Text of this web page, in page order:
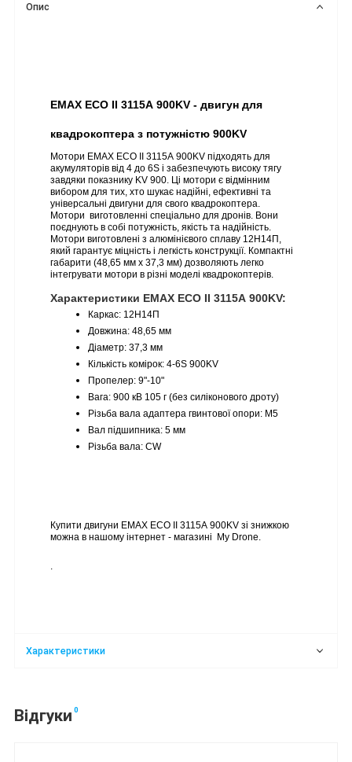
Опис
EMAX ECO II 3115А 900KV - двигун для
квадрокоптера з потужністю 900KV
Мотори EMAX ECO II 3115А 900KV підходять для
акумуляторів від 4 до 6S і забезпечують високу тягу
завдяки показнику KV 900. Ці мотори є відмінним
вибором для тих, хто шукає надійні, ефективні та
універсальні двигуни для свого квадрокоптера.
Мотори  виготовленні спеціально для дронів. Вони
поєднують в собі потужність, якість та надійність.
Мотори виготовлені з алюмінієвого сплаву 12Н14П,
який гарантує міцність і легкість конструкції. Компактні
габарити (48,65 мм х 37,3 мм) дозволяють легко
інтегрувати мотори в різні моделі квадрокоптерів.
Характеристики EMAX ECO II 3115А 900KV:
Каркас: 12Н14П
Довжина: 48,65 мм
Діаметр: 37,3 мм
Кількість комірок: 4-6S 900KV
Пропелер: 9"-10"
Вага: 900 кВ 105 г (без силіконового дроту)
Різьба вала адаптера гвинтової опори: M5
Вал підшипника: 5 мм
Різьба вала: CW
Купити двигуни EMAX ECO II 3115А 900KV зі знижкою
можна в нашому інтернет - магазині  My Drone.
.
Характеристики
Відгуки 0